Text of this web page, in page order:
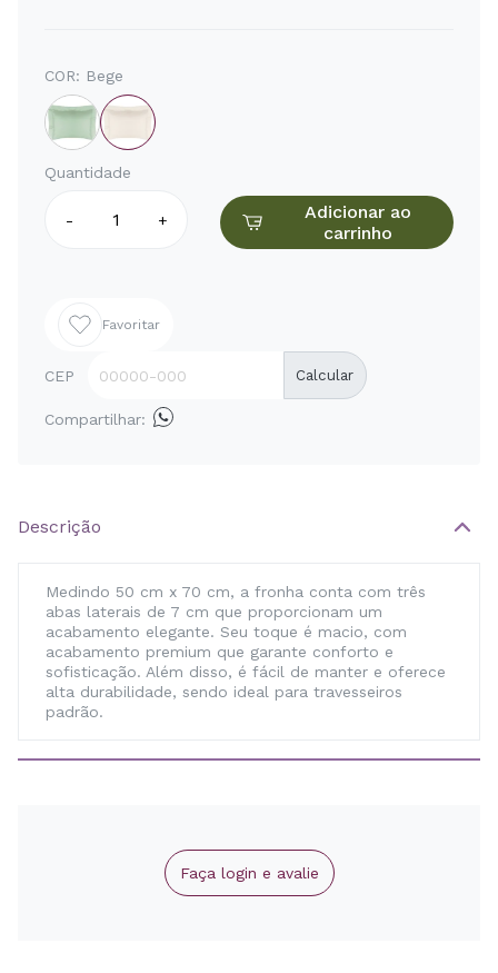
COR: Bege
Quantidade
- +
Adicionar ao
carrinho
Favoritar
CEP Calcular
Compartilhar:
Descrição
Medindo 50 cm x 70 cm, a fronha conta com três
abas laterais de 7 cm que proporcionam um
acabamento elegante. Seu toque é macio, com
acabamento premium que garante conforto e
sofisticação. Além disso, é fácil de manter e oferece
alta durabilidade, sendo ideal para travesseiros
padrão.
Faça login e avalie